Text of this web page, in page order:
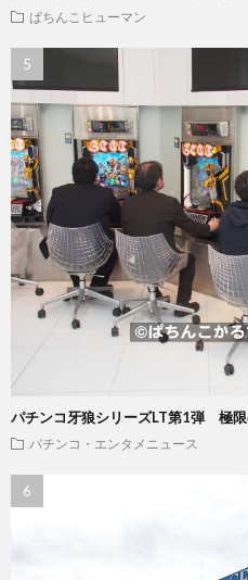
ぱちんこヒューマン
パチンコ牙狼シリーズLT第1弾 極限
パチンコ・エンタメニュース